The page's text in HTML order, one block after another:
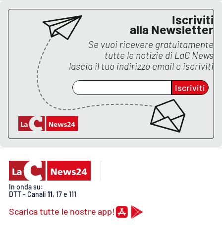
PROGETTI
Buona Sanità Calabria
CALABRIAVISIONE
Destinazioni
Eventi
Food
Storie
LAC
NETWORK
Iscriviti
alla Newsletter
Se vuoi ricevere gratuitamente
tutte le notizie di LaC News
lascia il tuo indirizzo email e iscriviti
Iscriviti
In onda su:
DTT - Canali 11, 17 e 111
Scarica tutte le nostre app!